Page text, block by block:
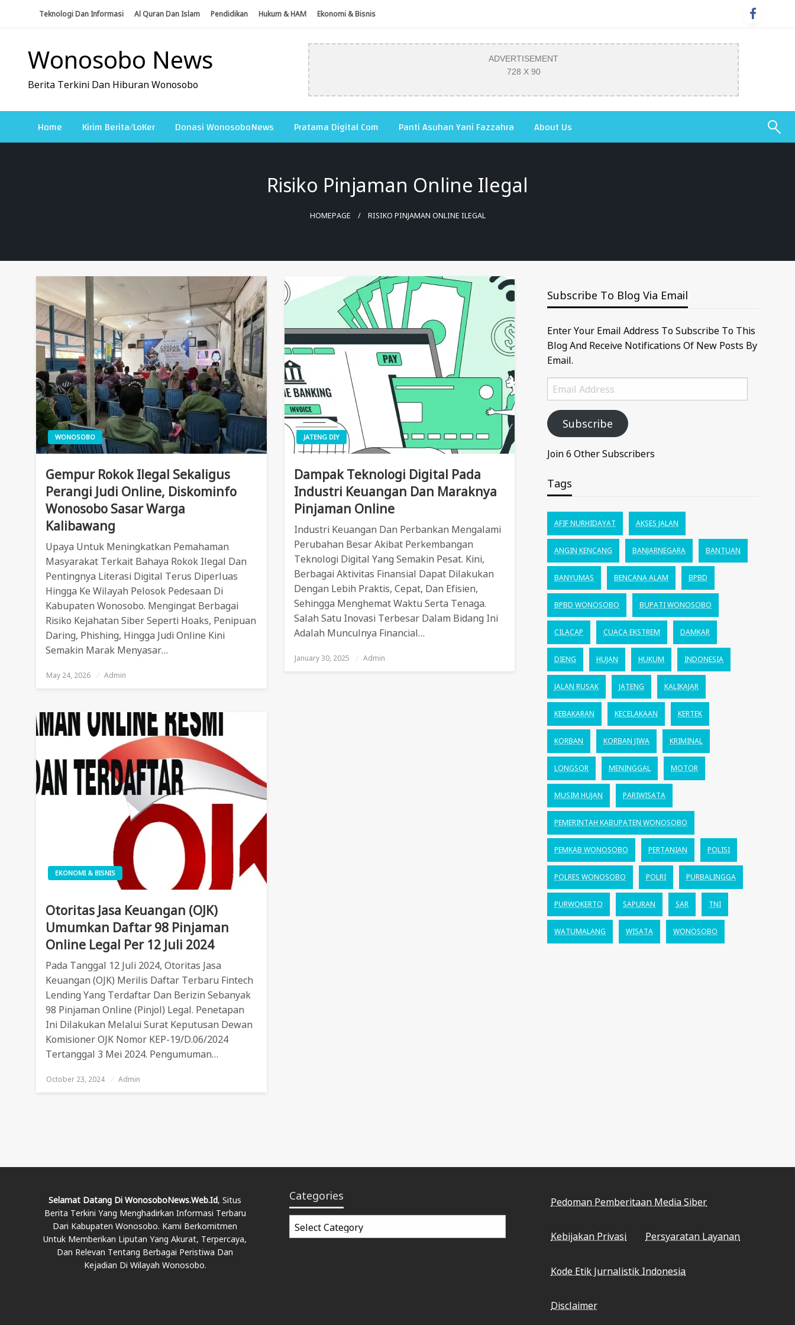
Teknologi Dan Informasi Al Quran Dan Islam Pendidikan Hukum & HAM Ekonomi & Bisnis
Wonosobo News
Berita Terkini Dan Hiburan Wonosobo
ADVERTISEMENT
728 X 90
Home Kirim Berita/LoKer Donasi WonosoboNews Pratama Digital Com Panti Asuhan Yani Fazzahra About Us
Risiko Pinjaman Online Ilegal
HOMEPAGE RISIKO PINJAMAN ONLINE ILEGAL
WONOSOBO
Gempur Rokok Ilegal Sekaligus
Perangi Judi Online, Diskominfo
Wonosobo Sasar Warga
Kalibawang
Upaya Untuk Meningkatkan Pemahaman
Masyarakat Terkait Bahaya Rokok Ilegal Dan
Pentingnya Literasi Digital Terus Diperluas
Hingga Ke Wilayah Pelosok Pedesaan Di
Kabupaten Wonosobo. Mengingat Berbagai
Risiko Kejahatan Siber Seperti Hoaks, Penipuan
Daring, Phishing, Hingga Judi Online Kini
Semakin Marak Menyasar…
Posted
On
May 24, 2026 Admin
JATENG DIY
Dampak Teknologi Digital Pada
Industri Keuangan Dan Maraknya
Pinjaman Online
Industri Keuangan Dan Perbankan Mengalami
Perubahan Besar Akibat Perkembangan
Teknologi Digital Yang Semakin Pesat. Kini,
Berbagai Aktivitas Finansial Dapat Dilakukan
Dengan Lebih Praktis, Cepat, Dan Efisien,
Sehingga Menghemat Waktu Serta Tenaga.
Salah Satu Inovasi Terbesar Dalam Bidang Ini
Adalah Munculnya Financial…
Posted
January 30, 2025 Admin
EKONOMI & BISNIS
Otoritas Jasa Keuangan (OJK)
Umumkan Daftar 98 Pinjaman
Online Legal Per 12 Juli 2024
Pada Tanggal 12 Juli 2024, Otoritas Jasa
Keuangan (OJK) Merilis Daftar Terbaru Fintech
Lending Yang Terdaftar Dan Berizin Sebanyak
98 Pinjaman Online (pinjol) Legal. Penetapan
Ini Dilakukan Melalui Surat Keputusan Dewan
Komisioner OJK Nomor KEP-19/D.06/2024
Tertanggal 3 Mei 2024. Pengumuman…
Posted
October 23, 2024 Admin
Subscribe To Blog Via Email
Enter Your Email Address To Subscribe To This
Blog And Receive Notifications Of New Posts By
Email.
Email
Address
Subscribe
Join 6 Other Subscribers
Tags
AFIF NURHIDAYAT AKSES JALAN
ANGIN KENCANG BANJARNEGARA BANTUAN
BANYUMAS BENCANA ALAM BPBD
BPBD WONOSOBO BUPATI WONOSOBO
CILACAP CUACA EKSTREM DAMKAR
DIENG HUJAN HUKUM INDONESIA
JALAN RUSAK JATENG KALIKAJAR
KEBAKARAN KECELAKAAN KERTEK
KORBAN KORBAN JIWA KRIMINAL
LONGSOR MENINGGAL MOTOR
MUSIM HUJAN PARIWISATA
PEMERINTAH KABUPATEN WONOSOBO
PEMKAB WONOSOBO PERTANIAN POLISI
POLRES WONOSOBO POLRI PURBALINGGA
PURWOKERTO SAPURAN SAR TNI
WATUMALANG WISATA WONOSOBO
Selamat Datang Di WonosoboNews.web.id, Situs
Berita Terkini Yang Menghadirkan Informasi Terbaru
Dari Kabupaten Wonosobo. Kami Berkomitmen
Untuk Memberikan Liputan Yang Akurat, Terpercaya,
Dan Relevan Tentang Berbagai Peristiwa Dan
Kejadian Di Wilayah Wonosobo.
Categories
Categories
Pedoman Pemberitaan Media Siber
Kebijakan Privasi Persyaratan Layanan
Kode Etik Jurnalistik Indonesia
Disclaimer